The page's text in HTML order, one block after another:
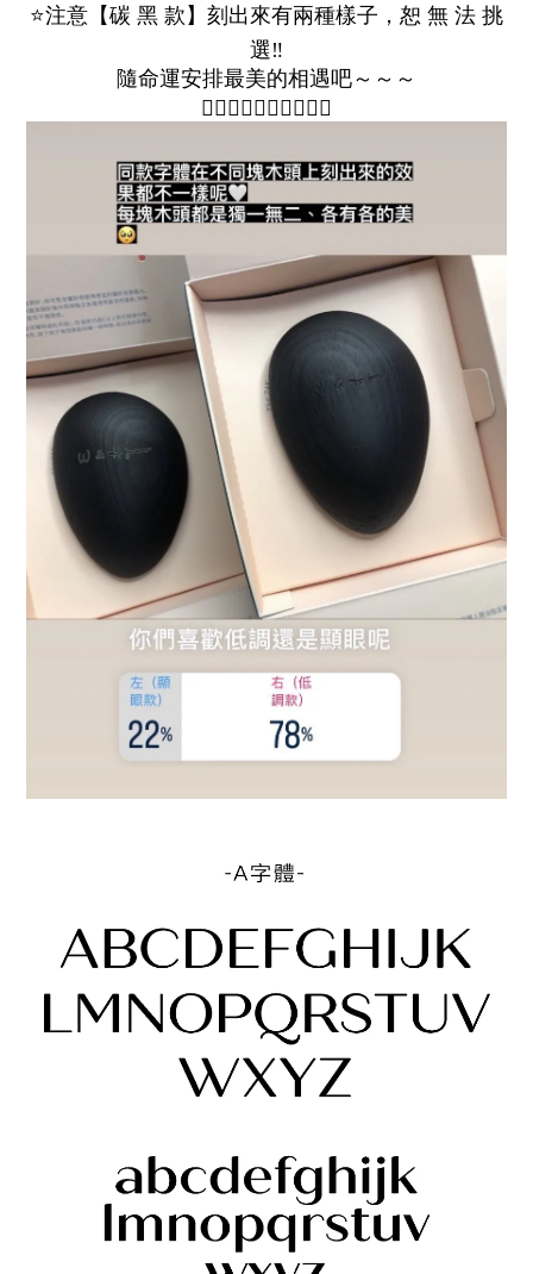
⭐️注意【碳 黑 款】刻出來有兩種樣子，恕 無 法 挑
選 ‼️
隨命運安排最美的相遇吧～～～
👇🏻 👇🏻 👇🏻 👇🏻 👇🏻